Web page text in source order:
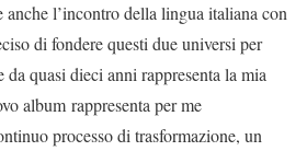
anche l’incontro della lingua italiana con
di fondere questi due universi per
quasi dieci anni rappresenta la mia
album rappresenta per me
processo di trasformazione, un